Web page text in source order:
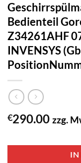
Bedienteil
Z34261AHF
INVENSYS
€290.00 zzg.
IN